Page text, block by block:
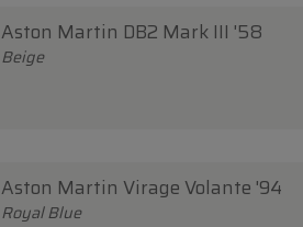
Aston Martin DB2 Mark III '58
Beige
Aston Martin Virage Volante '94
Royal Blue